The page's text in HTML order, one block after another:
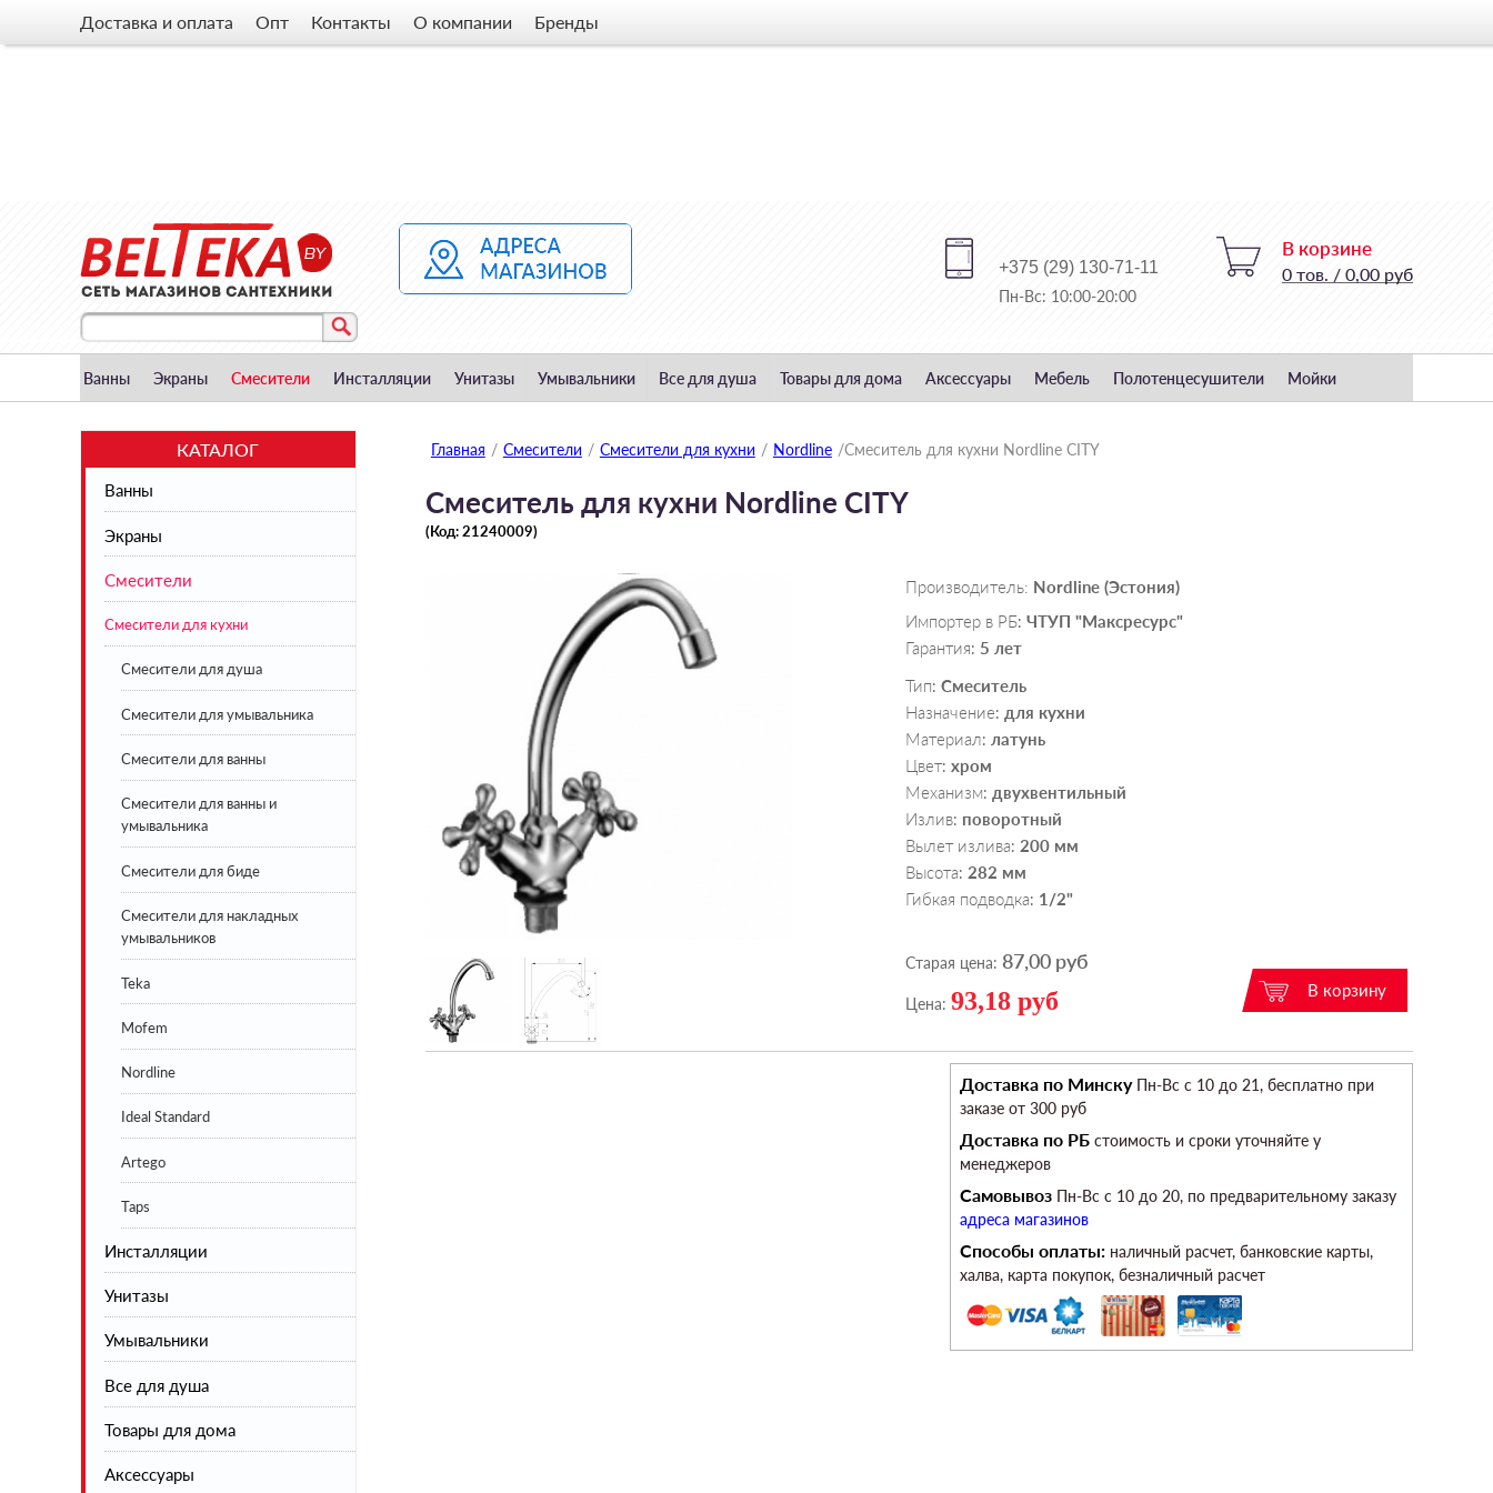
Доставка и оплата Опт Контакты О компании Бренды
В корзине
0 тов. / 0,00 руб
+375 (29) 130-71-11
Пн-Вс: 10:00-20:00
Ванны Экраны Смесители Инсталляции Унитазы Умывальники Все для душа Товары для дома Аксессуары Мебель Полотенцесушители Мойки
Главная / Смесители / Смесители для кухни / Nordline /Смеситель для кухни Nordline CITY
Смеситель для кухни Nordline CITY
(Код:21240009)
Производитель: Nordline (Эстония)
Импортер в РБ: ЧТУП "Максресурс"
Гарантия: 5 лет
Тип: Смеситель
Назначение: для кухни
Материал: латунь
Цвет: хром
Механизм: двухвентильный
Излив: поворотный
Вылет излива: 200 мм
Высота: 282 мм
Гибкая подводка: 1/2"
Старая цена: 87,00 руб
Цена: 93,18 руб
Доставка по МинскуПн-Вс c 10 до 21, бесплатно при
заказе от 300 руб
Доставка по РБ стоимость и сроки уточняйте у
менеджеров
Самовывоз Пн-Вс c 10 до 20, по предварительному заказу
адреса магазинов
Способы оплаты: наличный расчет, банковские карты,
халва, карта покупок, безналичный расчет
КАТАЛОГ
Ванны
Акриловые
Стальные
Чугунные
Искусственный камень
BLB
Lavinia Boho
Экраны
Экраны под ванну белые
Экраны под ванну цветные
Смесители
Смесители для кухни
Смесители для душа
Смесители для умывальника
Смесители для ванны
Смесители для ванны и
умывальника
Смесители для биде
Смесители для накладных
умывальников
Teka
Mofem
Nordline
Ideal Standard
Artego
Taps
Инсталляции
Унитазы
Напольные
Подвесные
Инсталляции
Умывальники
Все для душа
Душевая коллекция
Шторы на ванну
Товары для дома
Сушилки для белья
Аксессуары